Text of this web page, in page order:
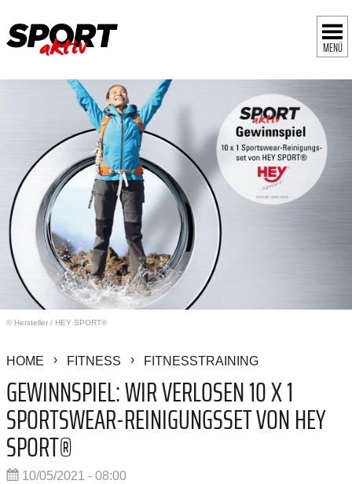
MENÜ
© Hersteller / HEY SPORT®
HOME FITNESS FITNESSTRAINING
GEWINNSPIEL: WIR VERLOSEN 10 X 1
SPORTSWEAR-REINIGUNGSSET VON HEY
SPORT®
10/05/2021 - 08:00